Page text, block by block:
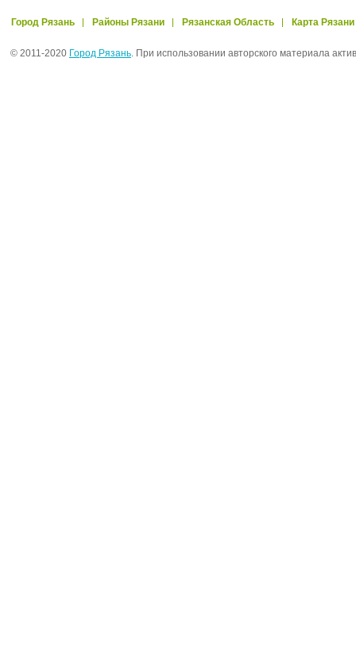
Город Рязань Районы Рязани Рязанская Область Карта Рязани
© 2011-2020 Город Рязань. При использовании авторского материала